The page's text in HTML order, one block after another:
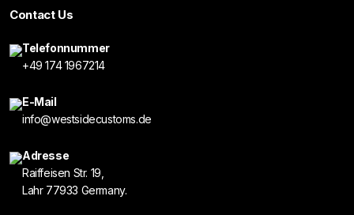
Contact Us
Telefonnummer
+49 174 1967214
E-Mail
info@westsidecustoms.de
Adresse
Raiffeisen Str. 19,
Lahr 77933 Germany.